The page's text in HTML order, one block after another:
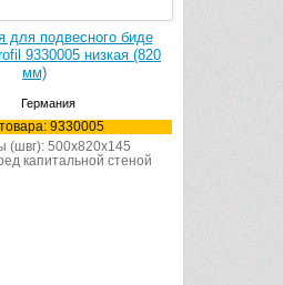
для подвесного биде
9330005 низкая (820
мм)
Германия
9330005
(швг): 500x820x145
капитальной стеной